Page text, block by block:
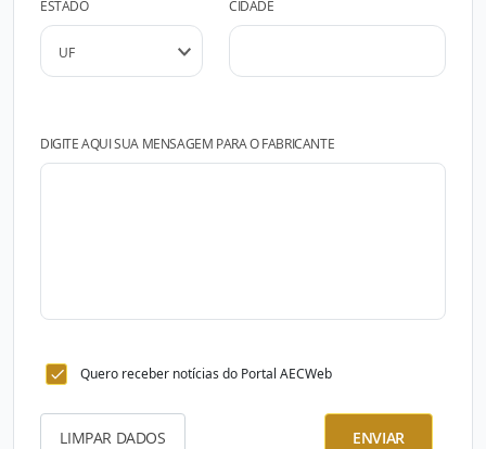
ESTADO CIDADE
DIGITE AQUI SUA MENSAGEM PARA O FABRICANTE
Quero receber notícias do Portal AECWeb
LIMPAR DADOS ENVIAR